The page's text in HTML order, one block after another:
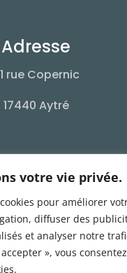
votre vie privée.
pour améliorer
diffuser des
et analyser notre
», vous
Adresse
rue Copernic
17440 Aytré